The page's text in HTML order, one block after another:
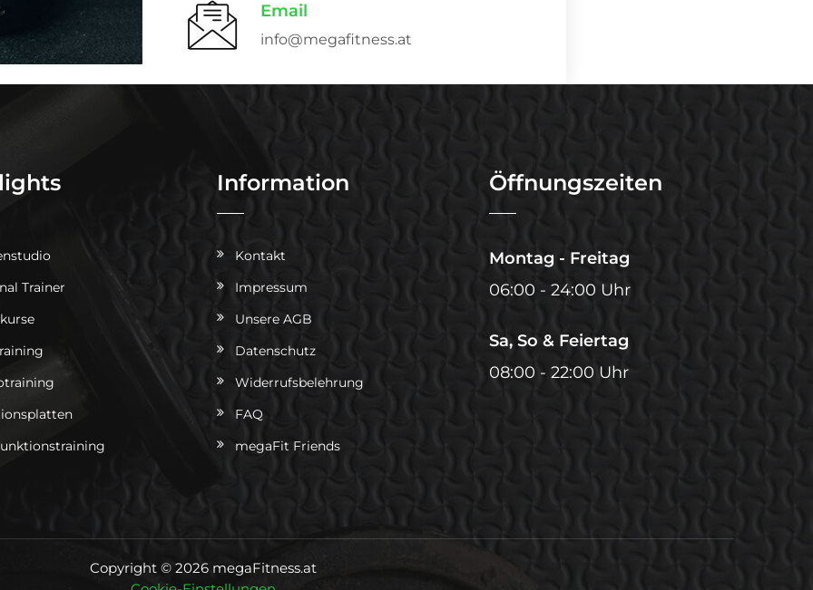
Email
info@megafitness.at
Trainer
Information
Kontakt
Impressum
Unsere AGB
Datenschutz
Widerrufsbelehrung
FAQ
megaFit Friends
Öffnungszeiten
Montag - Freitag
06:00 - 24:00 Uhr
Sa, So & Feiertag
08:00 - 22:00 Uhr
Copyright © 2026 megaFitness.at